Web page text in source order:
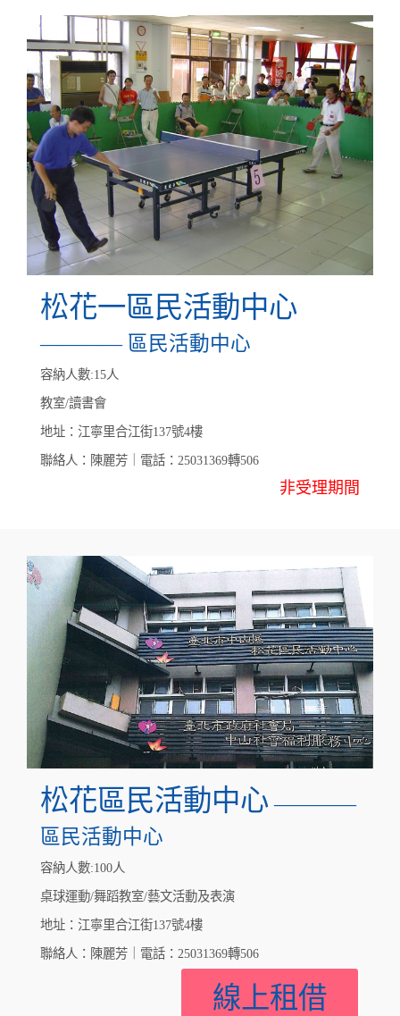
松花一區民活動中心
———— 區民活動中心
容納人數:15人
教室/讀書會
地址：江寧里合江街137號4樓
聯絡人：陳麗芳｜電話：25031369轉506
非受理期間
松花區民活動中心 ————
區民活動中心
容納人數:100人
桌球運動/舞蹈教室/藝文活動及表演
地址：江寧里合江街137號4樓
聯絡人：陳麗芳｜電話：25031369轉506
線上租借